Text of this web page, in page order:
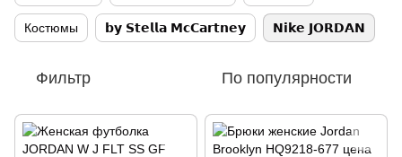
Костюмы 𝗯𝘆 𝗦𝘁𝗲𝗹𝗹𝗮 𝗠𝗰𝗖𝗮𝗿𝘁𝗻𝗲𝘆 𝗡𝗶𝗸𝗲 𝗝𝗢𝗥𝗗𝗔𝗡
Фильтр По популярности